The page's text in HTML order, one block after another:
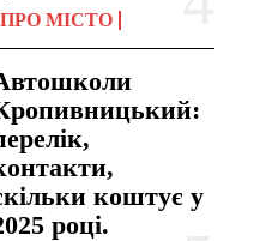
ПРО МІСТО
коштує у
році.